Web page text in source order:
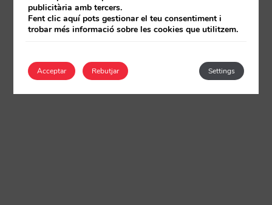
publicitària amb tercers.
Fent clic aquí pots gestionar el teu consentiment i
trobar més informació sobre les cookies que utilitzem.
Acceptar Settings
Rebutjar